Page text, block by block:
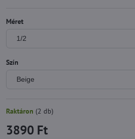
Méret
Szín
Raktáron (2 db)
3890 Ft